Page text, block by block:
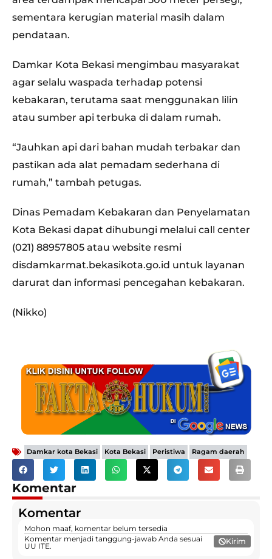
sementara kerugian material masih dalam
pendataan.
Damkar Kota Bekasi mengimbau masyarakat
agar selalu waspada terhadap potensi
kebakaran, terutama saat menggunakan lilin
atau sumber api terbuka di dalam rumah.
“Jauhkan api dari bahan mudah terbakar dan
pastikan ada alat pemadam sederhana di
rumah,” tambah petugas.
Dinas Pemadam Kebakaran dan Penyelamatan
Kota Bekasi dapat dihubungi melalui call center
(021) 88957805 atau website resmi
disdamkarmat.bekasikota.go.id untuk layanan
darurat dan informasi pencegahan kebakaran.
(Nikko)
Damkar kota Bekasi Kota Bekasi Peristiwa Ragam daerah
Komentar
Komentar
Mohon maaf, komentar belum tersedia
Komentar menjadi tanggung-jawab Anda sesuai
UU ITE.
Kirim